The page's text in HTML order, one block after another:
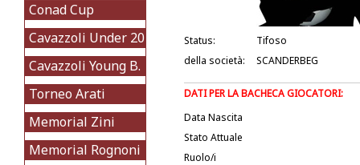
Conad Cup
Cavazzoli Under 20
Cavazzoli Young B.
Torneo Arati
Memorial Zini
Memorial Rognoni
Status:
Tifoso
della società:
SCANDERBEG
DATI PER LA BACHECA GIOCATORI:
Data Nascita
Stato Attuale
Ruolo/i